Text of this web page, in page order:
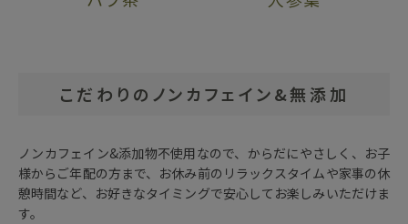
こだわりのノンカフェイン&無添加
ノンカフェイン&添加物不使用なので、からだにやさしく、お子
様からご年配の方まで、お休み前のリラックスタイムや家事の休
憩時間など、お好きなタイミングで安心してお楽しみいただけま
す。